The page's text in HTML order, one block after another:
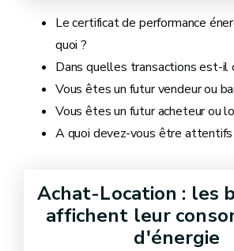
Le certificat de performance
quoi ?
Dans quelles transactions est-il
Vous êtes un futur vendeur ou
Vous êtes un futur acheteur ou
A quoi devez-vous être attentifs
Achat-Location : les
affichent leur
d'énergie